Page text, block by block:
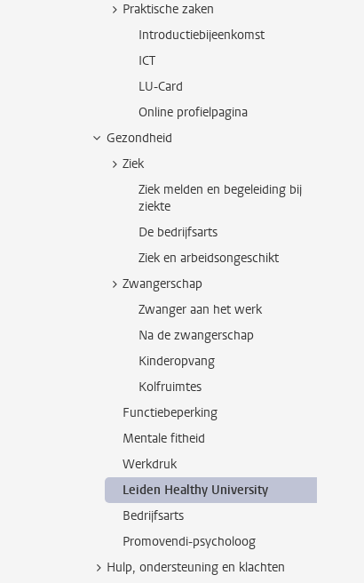
Praktische zaken
Introductiebijeenkomst
ICT
LU-Card
Online profielpagina
Gezondheid
Ziek
Ziek melden en begeleiding bij
ziekte
De bedrijfsarts
Ziek en arbeidsongeschikt
Zwangerschap
Zwanger aan het werk
Na de zwangerschap
Kinderopvang
Kolfruimtes
Functiebeperking
Mentale fitheid
Werkdruk
Leiden Healthy University
Bedrijfsarts
Promovendi-psycholoog
Hulp, ondersteuning en klachten